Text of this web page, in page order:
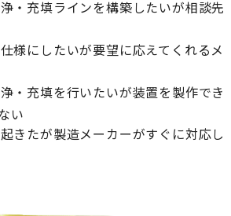
・充填ラインを構築したいが相談先
様にしたいが要望に応えてくれるメ
・充填を行いたいが装置を製作でき
い
きたが製造メーカーがすぐに対応し